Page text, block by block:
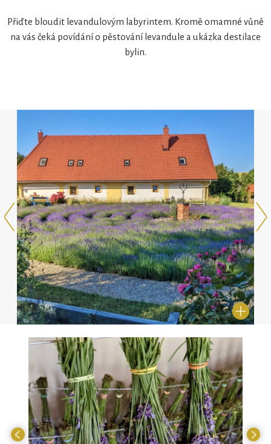
Přiďte bloudit levandulovým labyrintem. Kromě omamné vůně
na vás čeká povídání o pěstování levandule a ukázka destilace
bylin.